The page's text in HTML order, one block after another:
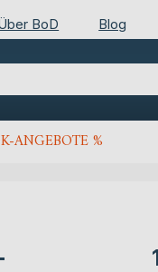
BoD Blog
ANGEBOTE %